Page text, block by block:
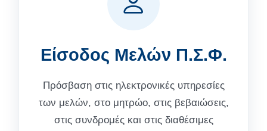
Είσοδος Μελών Π.Σ.Φ.
Πρόσβαση στις ηλεκτρονικές υπηρεσίες
των μελών, στο μητρώο, στις βεβαιώσεις,
στις συνδρομές και στις διαθέσιμες